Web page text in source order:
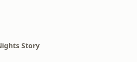
Story